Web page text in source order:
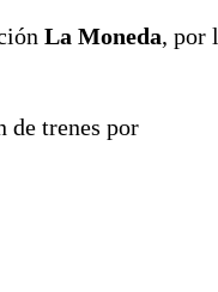
La Moneda, por
de trenes por